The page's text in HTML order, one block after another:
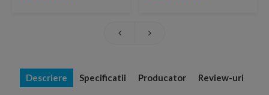
Descriere Specificatii Producator Review-uri